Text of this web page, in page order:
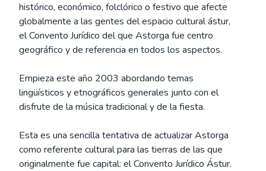
histórico, económico, folclórico o festivo que afecte
globalmente a las gentes del espacio cultural ástur,
el Convento Jurídico del que Astorga fue centro
geográfico y de referencia en todos los aspectos.
Empieza este año 2003 abordando temas
lingüísticos y etnográficos generales junto con el
disfrute de la música tradicional y de la fiesta.
Esta es una sencilla tentativa de actualizar Astorga
como referente cultural para las tierras de las que
originalmente fue capital: el Convento Jurídico Ástur.